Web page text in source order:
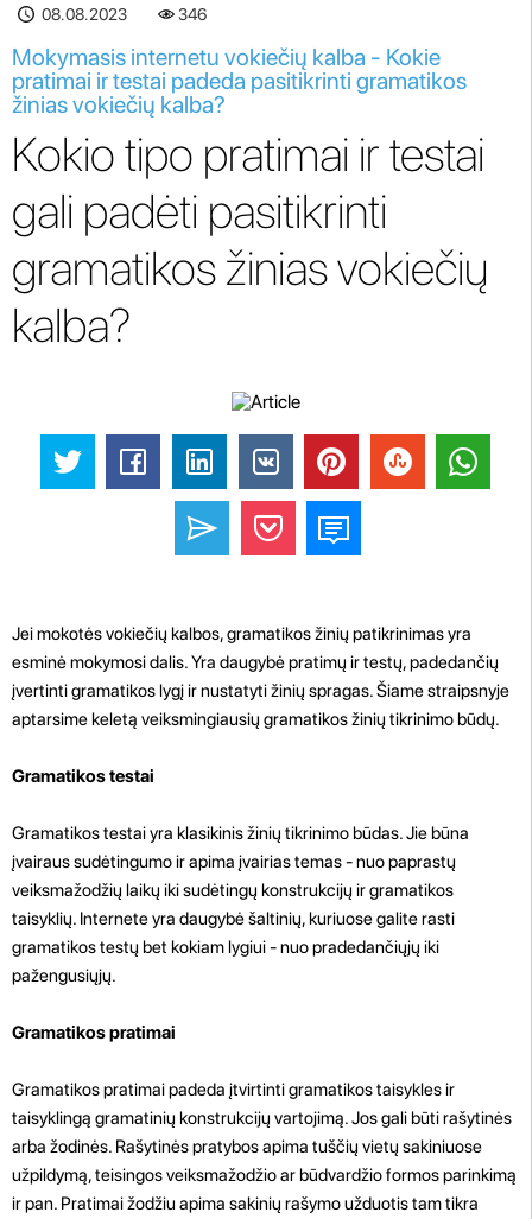
08.08.2023 346
Mokymasis internetu vokiečių kalba - Kokie
pratimai ir testai padeda pasitikrinti gramatikos
žinias vokiečių kalba?
Kokio tipo pratimai ir testai
gali padėti pasitikrinti
gramatikos žinias vokiečių
kalba?
Jei mokotės vokiečių kalbos, gramatikos žinių patikrinimas yra
esminė mokymosi dalis. Yra daugybė pratimų ir testų, padedančių
įvertinti gramatikos lygį ir nustatyti žinių spragas. Šiame straipsnyje
aptarsime keletą veiksmingiausių gramatikos žinių tikrinimo būdų.
Gramatikos testai
Gramatikos testai yra klasikinis žinių tikrinimo būdas. Jie būna
įvairaus sudėtingumo ir apima įvairias temas - nuo paprastų
veiksmažodžių laikų iki sudėtingų konstrukcijų ir gramatikos
taisyklių. Internete yra daugybė šaltinių, kuriuose galite rasti
gramatikos testų bet kokiam lygiui - nuo pradedančiųjų iki
pažengusiųjų.
Gramatikos pratimai
Gramatikos pratimai padeda įtvirtinti gramatikos taisykles ir
taisyklingą gramatinių konstrukcijų vartojimą. Jos gali būti rašytinės
arba žodinės. Rašytinės pratybos apima tuščių vietų sakiniuose
užpildymą, teisingos veiksmažodžio ar būdvardžio formos parinkimą
ir pan. Pratimai žodžiu apima sakinių rašymo užduotis tam tikra